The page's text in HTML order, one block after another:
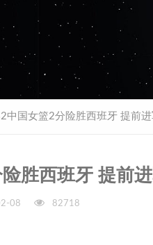
中国女篮2分险胜西班牙 提前
胜西班牙 提前
08 82718